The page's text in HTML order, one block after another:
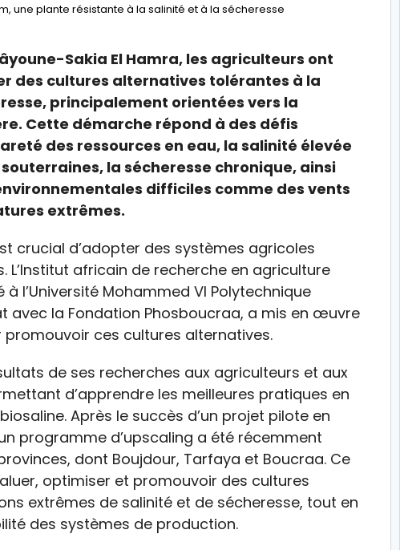
une plante résistante à la salinité et à la sécheresse
Sakia El Hamra, les agriculteurs ont
des cultures alternatives tolérantes à la
principalement orientées vers la
Cette démarche répond à des défis
des ressources en eau, la salinité élevée
la sécheresse chronique, ainsi
difficiles comme des vents
extrêmes.
crucial d’adopter des systèmes agricoles
L’Institut africain de recherche en agriculture
à l’Université Mohammed VI Polytechnique
avec la Fondation Phosboucraa, a mis en œuvre
ces cultures alternatives.
de ses recherches aux agriculteurs et aux
d’apprendre les meilleures pratiques en
Après le succès d’un projet pilote en
un programme d’upscaling a été récemment
dont Boujdour, Tarfaya et Boucraa. Ce
optimiser et promouvoir des cultures
extrêmes de salinité et de sécheresse, tout en
des systèmes de production.